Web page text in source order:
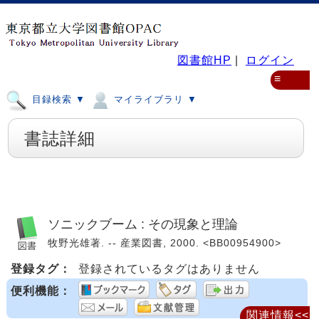
図書館HP ログイン
目録検索 ▼ マイライブラリ ▼
≡
書誌詳細
ソニックブーム : その現象と理論
牧野光雄著. -- 産業図書, 2000. <BB00954900>
登録タグ：
登録されているタグはありません
便利機能：
関連情報<<